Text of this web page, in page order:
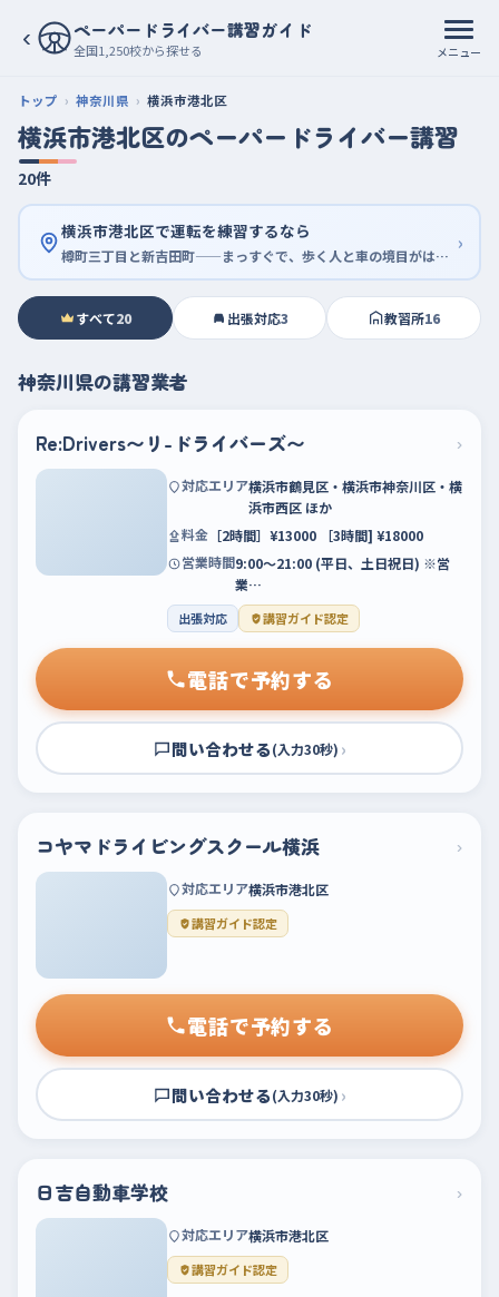
‹ ペーパードライバー講習ガイド
全国1,250校から探せる メニュー
トップ 神奈川県 横浜市港北区
横浜市港北区のペーパードライバー講習
20件
横浜市港北区で運転を練習するなら
樽町三丁目と新吉田町——まっすぐで、歩く人と車の境目がはっきりしている道 ›
すべて20 出張対応3 教習所16
神奈川県の講習業者
Re:Drivers〜リ-ドライバーズ〜 ›
対応エリア横浜市鶴見区・横浜市神奈川区・横
浜市西区 ほか
料金 ［2時間］¥13000 ［3時間] ¥18000
営業時間9:00〜21:00 (平日、土日祝日) ※営
業…
出張対応 講習ガイド認定
電話で予約する
問い合わせる(入力30秒) ›
コヤマドライビングスクール横浜 ›
対応エリア横浜市港北区
講習ガイド認定
電話で予約する
問い合わせる(入力30秒) ›
日吉自動車学校 ›
対応エリア横浜市港北区
講習ガイド認定